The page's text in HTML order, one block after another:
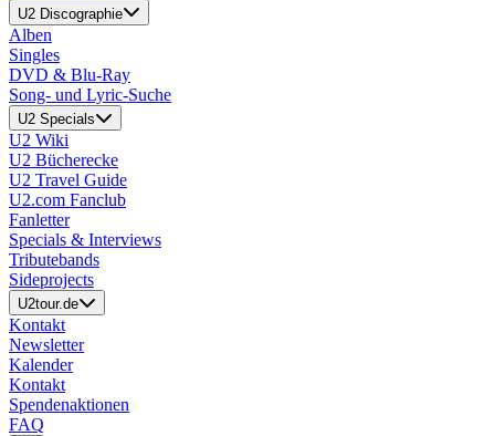
U2 Discographie
Alben
Singles
DVD & Blu-Ray
Song- und Lyric-Suche
U2 Specials
U2 Wiki
U2 Bücherecke
U2 Travel Guide
U2.com Fanclub
Fanletter
Specials & Interviews
Tributebands
Sideprojects
U2tour.de
Kontakt
Newsletter
Kalender
Kontakt
Spendenaktionen
FAQ